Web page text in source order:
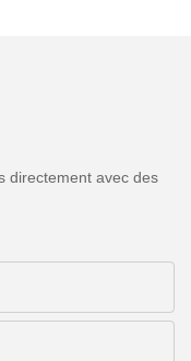
directement avec des